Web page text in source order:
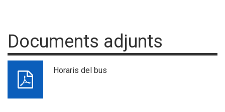
Documents adjunts
Horaris del bus